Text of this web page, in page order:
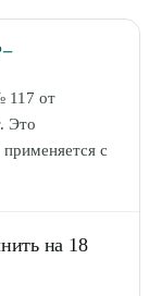
−
117 от
Это
с
на 18